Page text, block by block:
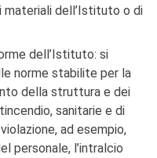
dell’Istituto o di
dell’Istituto: si
norme stabilite per la
della struttura e dei
sanitarie e di
ad esempio,
personale, l’intralcio